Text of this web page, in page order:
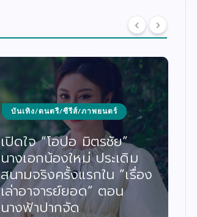
บันเทิง/ดนตรี/ซีรีส์/ภาพยนตร์
เปิดใจ “โอปอ มิตรชัย”
นางเอกน้องใหม่ ประเดิม
สนามจริงครั้งแรกใน “เรื่อง
เล่าอาจารย์ยอด” ตอน
นางฟ้าปากจัด